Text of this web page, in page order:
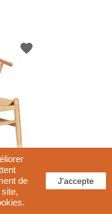
BOIS ET
favorite
de
J'accepte